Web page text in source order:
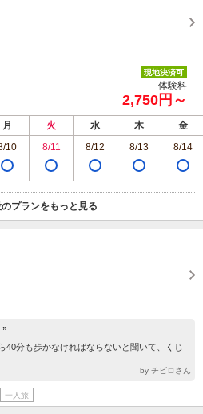
現地決済可
体験料
2,750円～
月 火 水 木
金
10 8/11 8/12 8/13 8/14
プランをもっと見る
”
40分も歩かなければならないと聞いて、くじ
by チビロさん
一人旅